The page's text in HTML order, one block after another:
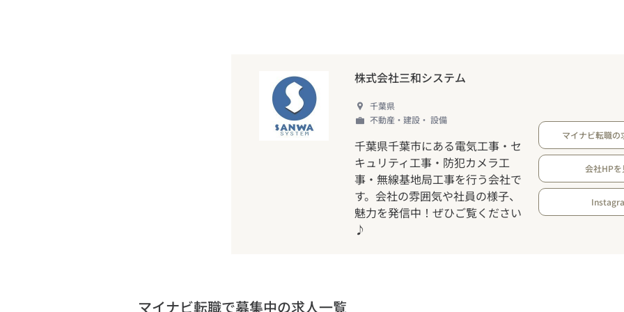
株式会社三和システム
千葉県
不動産・建設・ 設備
千葉県千葉市にある電気工事・セ
キュリティ工事・防犯カメラ工
事・無線基地局工事を行う会社で
す。会社の雰囲気や社員の様子、
魅力を発信中！ぜひご覧ください
♪
マイナビ転職の
会社HPを
マイナビ転職で募集中の求人一覧